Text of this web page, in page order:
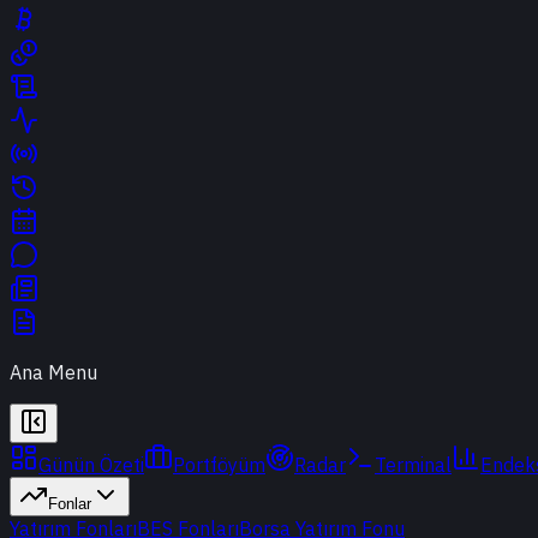
Ana Menu
Günün Özeti Portföyüm Radar Terminal
Fonlar
Yatırım FonlarıBES FonlarıBorsa Yatırım Fonu